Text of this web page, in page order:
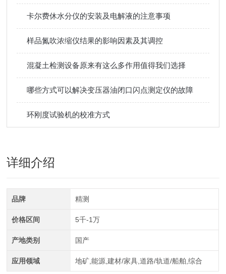
卡尔费休水分仪的安装及电解液的注意事项
样品氮吹浓缩仪结果的影响因素及其调控
混凝土检测设备原来有这么多作用值得我们选择
哪些方式可以解决变压器油闭口闪点测定仪的故障
环刚度试验机的校准方式
详细介绍
品牌 精测
价格区间 5千-1万
产地类别 国产
应用领域 地矿,能源,建材/家具,道路/轨道/船舶,综合